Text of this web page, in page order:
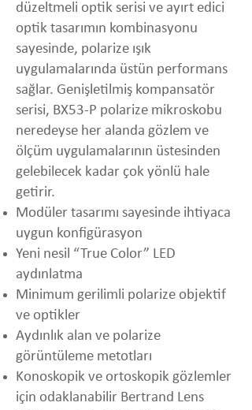
düzeltmeli optik serisi ve ayırt edici
optik tasarımın kombinasyonu
sayesinde, polarize ışık
uygulamalarında üstün performans
sağlar. Genişletilmiş kompansatör
serisi, BX53-P polarize mikroskobu
neredeyse her alanda gözlem ve
ölçüm uygulamalarının üstesinden
gelebilecek kadar çok yönlü hale
getirir.
Modüler tasarımı sayesinde ihtiyaca
uygun konfigürasyon
Yeni nesil “True Color” LED
aydınlatma
Minimum gerilimli polarize objektif
ve optikler
Aydınlık alan ve polarize
görüntüleme metotları
Konoskopik ve ortoskopik gözlemler
için odaklanabilir Bertrand Lens